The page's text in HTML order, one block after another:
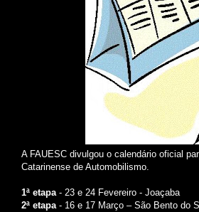
A FAUESC divulgou o calendário oficial
Catarinense de Automobilismo.
1ª etapa - 23 e 24 Fevereiro - Joaçaba
2ª etapa- 16 e 17 Março – São Bento do